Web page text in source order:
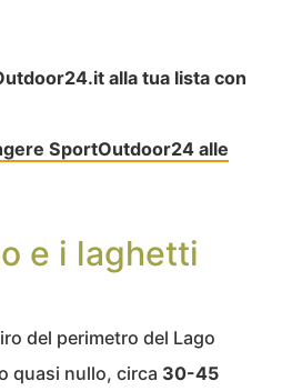
alla tua lista con
SportOutdoor24 alle
e i laghetti
del perimetro del Lago
quasi nullo, circa 30-45